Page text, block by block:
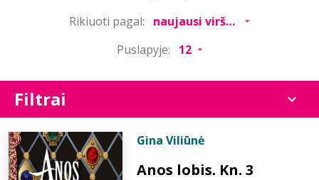
Rikiuoti pagal:
Puslapyje:
Filtrai
Gina Viliūnė
Anos lobis. Kn. 3